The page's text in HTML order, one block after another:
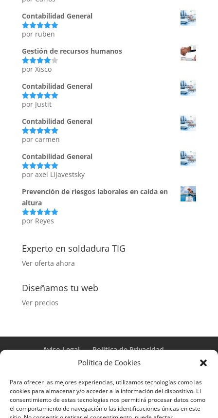
Política de Cookies
Para ofrecer las mejores experiencias, utilizamos tecnologías como las
cookies para almacenar y/o acceder a la información del dispositivo. El
consentimiento de estas tecnologías nos permitirá procesar datos como
el comportamiento de navegación o las identificaciones únicas en este
Contabilidad General
Valorado
por ruben
Gestión de recursos humanos
Valorado
5
por Xisco
Contabilidad General
Valorado
por Justit
Contabilidad General
Valorado
por carmen
Contabilidad General
Valorado
por axel Lijavestsky
Prevención de riesgos laborales en caída en
altura
Valorado
por Reyes
Experto en soldadura TIG
Ver oferta ahora
Diseñamos tu web
Ver precios
Aviso Legal
Política de Privacidad
Términos y condiciones – Contrato de matrícula
Formulario de Datos necesarios para alta
Métodos de pago SEQURA
Métodos de pago
Formulario de Acción Formativa